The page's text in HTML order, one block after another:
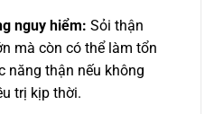
nguy hiểm: Sỏi thận
mà còn có thể làm tổn
năng thận nếu không
trị kịp thời.